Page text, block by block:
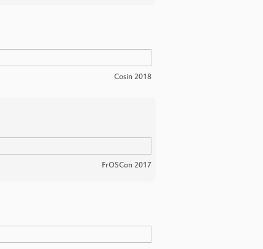
Cosin 2018
FrOSCon 2017